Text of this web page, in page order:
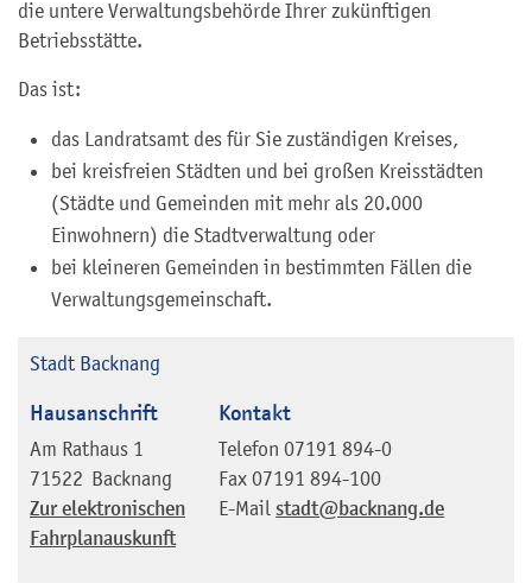
die untere Verwaltungsbehörde Ihrer zukünftigen
Betriebsstätte.
Das ist:
das Landratsamt des für Sie zuständigen Kreises,
bei kreisfreien Städten und bei großen Kreisstädten
(Städte und Gemeinden mit mehr als 20.000
Einwohnern) die Stadtverwaltung oder
bei kleineren Gemeinden in bestimmten Fällen die
Verwaltungsgemeinschaft.
Stadt Backnang
Hausanschrift
Am Rathaus 1
71522 Backnang
Zur elektronischen
Fahrplanauskunft
Kontakt
Telefon 07191 894-0
Fax 07191 894-100
E-Mail stadt@backnang.de